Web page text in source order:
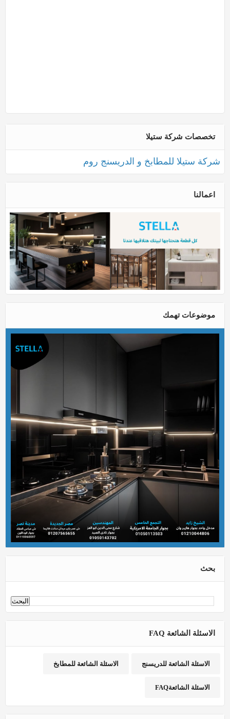
تخصصات شركة ستيلا
شركة ستيلا للمطابخ و الدريسنج روم
اعمالنا
موضوعات تهمك
بحث
الاسئلة الشائعة FAQ
الاسئلة الشائعة للدريسنج الاسئلة الشائعة للمطابخ
الاسئلة الشائعةFAQ